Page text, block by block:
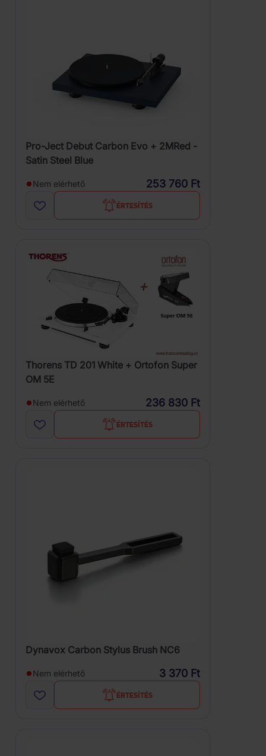
Pro-Ject Debut Carbon Evo + 2MRed -
Satin Steel Blue
Nem elérhető 253 760 Ft
ÉRTESÍTÉS
Thorens TD 201 White + Ortofon Super
OM 5E
Nem elérhető 236 830 Ft
ÉRTESÍTÉS
Dynavox Carbon Stylus Brush NC6
Nem elérhető 3 370 Ft
ÉRTESÍTÉS